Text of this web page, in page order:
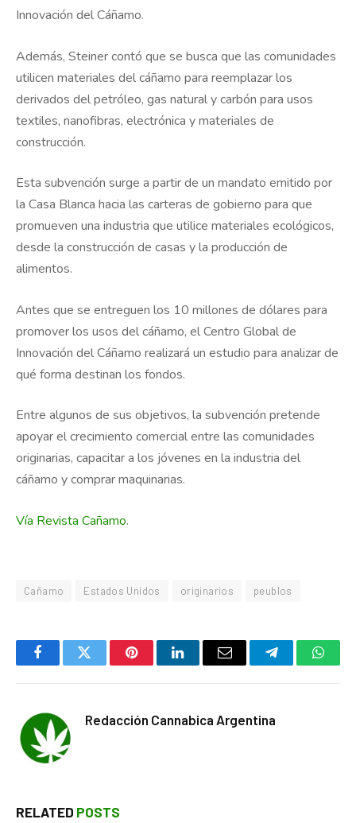
Innovación del Cáñamo.
Además, Steiner contó que se busca que las comunidades
utilicen materiales del cáñamo para reemplazar los
derivados del petróleo, gas natural y carbón para usos
textiles, nanofibras, electrónica y materiales de
construcción.
Esta subvención surge a partir de un mandato emitido por
la Casa Blanca hacia las carteras de gobierno para que
promueven una industria que utilice materiales ecológicos,
desde la construcción de casas y la producción de
alimentos.
Antes que se entreguen los 10 millones de dólares para
promover los usos del cáñamo, el Centro Global de
Innovación del Cáñamo realizará un estudio para analizar de
qué forma destinan los fondos.
Entre algunos de sus objetivos, la subvención pretende
apoyar el crecimiento comercial entre las comunidades
originarias, capacitar a los jóvenes en la industria del
cáñamo y comprar maquinarias.
Vía Revista Cañamo.
Cañamo Estados Unidos originarios peublos
FacebookTwitter PinterestLinkedInEmail Telegram
Redacción Cannabica Argentina
RELATED POSTS